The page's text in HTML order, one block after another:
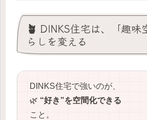
🪴 DINKS住宅は、「趣味
らしを変える
DINKS住宅で強いのが、
🌿 “好き”を空間化できる
こと。